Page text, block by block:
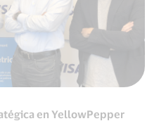
en YellowPepper